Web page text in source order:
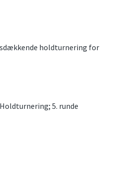
holdturnering for
5. runde